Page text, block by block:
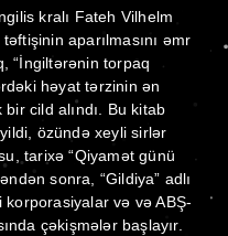
kralı Fateh Vilhelm
aparılmasını əmr
“İngiltərənin torpaq
həyat tərzinin ən
cild alındı. Bu kitab
özündə xeyli sirlər
tarixə “Qiyamət günü
sonra, “Gildiya” adlı
və və ABŞ-
çəkişmələr başlayır.